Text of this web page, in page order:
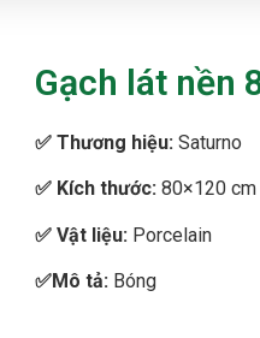
Gạch lát nền
✅ Thương hiệu: Saturno
✅ Kích thước: 80×120 cm
✅ Vật liệu: Porcelain
✅Mô tả: Bóng